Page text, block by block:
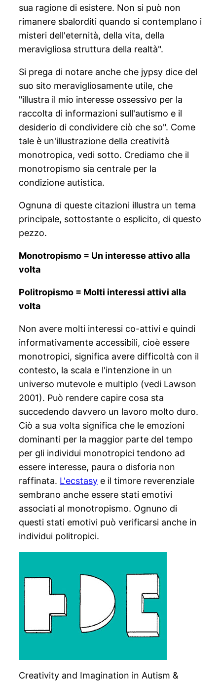
sua ragione di esistere. Non si può non
rimanere sbalorditi quando si contemplano i
misteri dell'eternità, della vita, della
meravigliosa struttura della realtà".
Si prega di notare anche che jypsy dice del
suo sito meravigliosamente utile, che
"illustra il mio interesse ossessivo per la
raccolta di informazioni sull'autismo e il
desiderio di condividere ciò che so". Come
tale è un'illustrazione della creatività
monotropica, vedi sotto. Crediamo che il
monotropismo sia centrale per la
condizione autistica.
Ognuna di queste citazioni illustra un tema
principale, sottostante o esplicito, di questo
pezzo.
Monotropismo = Un interesse attivo alla
volta
Politropismo = Molti interessi attivi alla
volta
Non avere molti interessi co-attivi e quindi
informativamente accessibili, cioè essere
monotropici, significa avere difficoltà con il
contesto, la scala e l'intenzione in un
universo mutevole e multiplo (vedi Lawson
2001). Può rendere capire cosa sta
succedendo davvero un lavoro molto duro.
Ciò a sua volta significa che le emozioni
dominanti per la maggior parte del tempo
per gli individui monotropici tendono ad
essere interesse, paura o disforia non
raffinata. L'ecstasy e il timore reverenziale
sembrano anche essere stati emotivi
associati al monotropismo. Ognuno di
questi stati emotivi può verificarsi anche in
individui politropici.
Creativity and Imagination in Autism &